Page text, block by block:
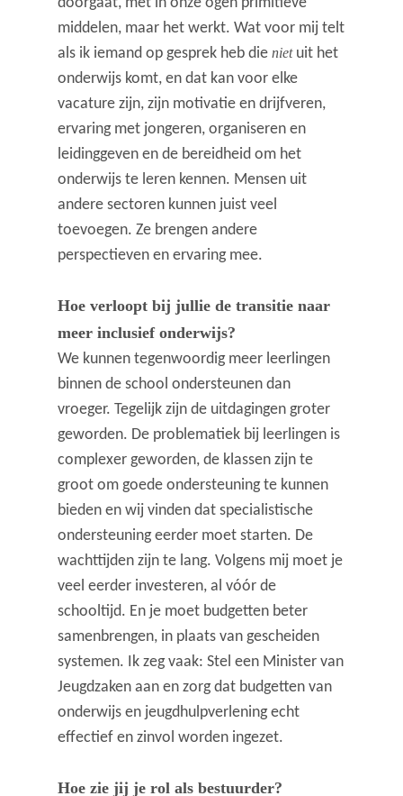
middelen, maar het werkt. Wat voor mij telt
als ik iemand op gesprek heb dienietuit het
onderwijs komt, en dat kan voor elke
vacature zijn, zijn motivatie en drijfveren,
ervaring met jongeren, organiseren en
leidinggeven en de bereidheid om het
onderwijs te leren kennen. Mensen uit
andere sectoren kunnen juist veel
toevoegen. Ze brengen andere
perspectieven en ervaring mee.
Hoe verloopt bij jullie de transitie naar
meer inclusief onderwijs?
We kunnen tegenwoordig meer leerlingen
binnen de school ondersteunen dan
vroeger. Tegelijk zijn de uitdagingen groter
geworden. De problematiek bij leerlingen is
complexer geworden, de klassen zijn te
groot om goede ondersteuning te kunnen
bieden en wij vinden dat specialistische
ondersteuning eerder moet starten. De
wachttijden zijn te lang. Volgens mij moet je
veel eerder investeren, al vóór de
schooltijd. En je moet budgetten beter
samenbrengen, in plaats van gescheiden
systemen. Ik zeg vaak: Stel een Minister van
Jeugdzaken aan en zorg dat budgetten van
onderwijs en jeugdhulpverlening echt
effectief en zinvol worden ingezet.
Hoe zie jij je rol als bestuurder?